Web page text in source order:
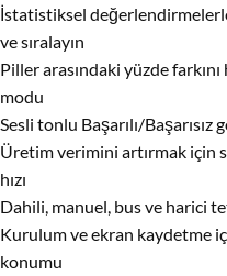
İstatistiksel
ve sıralayın
Piller arasındaki yüzde
modu
Sesli tonlu Başarılı/Başarısız
Üretim verimini artırmak için
hızı
Dahili, manuel, bus ve harici
Kurulum ve ekran kaydetme
konumu